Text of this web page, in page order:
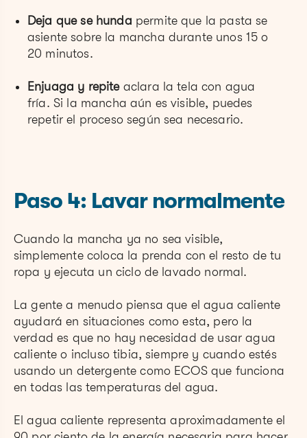
Deja que se hunda permite que la pasta se
asiente sobre la mancha durante unos 15 o
20 minutos.
Enjuaga y repiteaclara la tela con agua
fría. Si la mancha aún es visible, puedes
repetir el proceso según sea necesario.
Paso 4: Lavar normalmente
Cuando la mancha ya no sea visible,
simplemente coloca la prenda con el resto de tu
ropa y ejecuta un ciclo de lavado normal.
La gente a menudo piensa que el agua caliente
ayudará en situaciones como esta, pero la
verdad es que no hay necesidad de usar agua
caliente o incluso tibia, siempre y cuando estés
usando un detergente como ECOS que funciona
en todas las temperaturas del agua.
El agua caliente representa aproximadamente el